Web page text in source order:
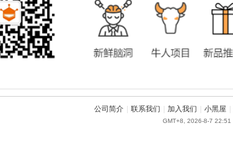
公司简介 联系我们 加入我们 小黑屋
GMT+8, 2026-8-7 22:51